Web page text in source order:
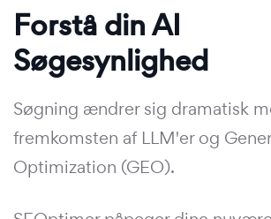
Forstå din AI
Søgesynlighed
Søgning ændrer sig dramatisk
fremkomsten af LLM'er og
Optimization (GEO).